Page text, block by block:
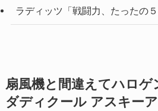
ラディッツ「戦闘力、たったの５
扇風機と間違えてハロゲ
ダディクール アスキー